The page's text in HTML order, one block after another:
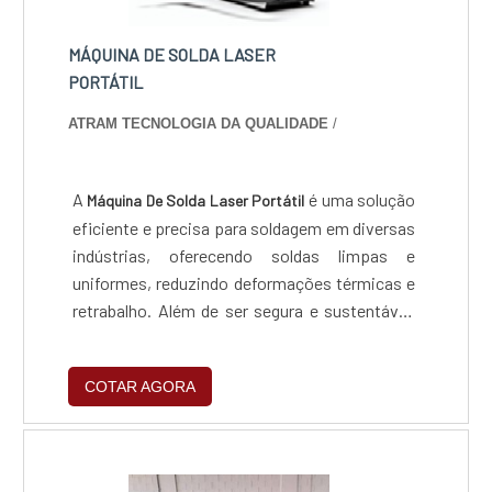
ponta. Aproveite a visita para acessar o site e
produtos.
os serviços e segura, padrões possíveis por
contar com escritório de alta qualidade onde
são realizadas as atividades e equipamentos
equipe com funcionários eficientes e
entrega de excelência de ponta a ponta.
Aproveite a visita para acessar o site e saber
mais sobre a empresa, os serviços e os
MÁQUINA DE SOLDA LASER
PORTÁTIL
ATRAM TECNOLOGIA DA QUALIDADE /
A Máquina De Solda Laser Portátil é uma solução
eficiente e precisa para soldagem em diversas
indústrias, oferecendo soldas limpas e
uniformes, reduzindo deformações térmicas e
retrabalho. Além de ser segura e sustentável,
um ambiente de trabalho saudável e alinhado
às práticas de responsabilidade corporativa.
COTAR AGORA